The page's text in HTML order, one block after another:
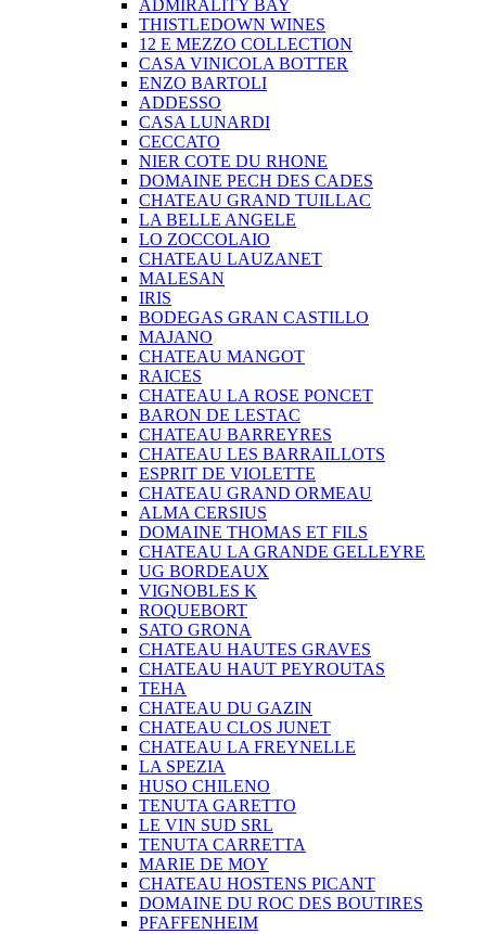
ADMIRALITY BAY
THISTLEDOWN WINES
12 E MEZZO COLLECTION
CASA VINICOLA BOTTER
ENZO BARTOLI
ADDESSO
CASA LUNARDI
CECCATO
NIER COTE DU RHONE
DOMAINE PECH DES CADES
CHATEAU GRAND TUILLAC
LA BELLE ANGELE
LO ZOCCOLAIO
CHATEAU LAUZANET
MALESAN
IRIS
BODEGAS GRAN CASTILLO
MAJANO
CHATEAU MANGOT
RAICES
CHATEAU LA ROSE PONCET
BARON DE LESTAC
CHATEAU BARREYRES
CHATEAU LES BARRAILLOTS
ESPRIT DE VIOLETTE
CHATEAU GRAND ORMEAU
ALMA CERSIUS
DOMAINE THOMAS ET FILS
CHATEAU LA GRANDE GELLEYRE
UG BORDEAUX
VIGNOBLES K
ROQUEBORT
SATO GRONA
CHATEAU HAUTES GRAVES
CHATEAU HAUT PEYROUTAS
TEHA
CHATEAU DU GAZIN
CHATEAU CLOS JUNET
CHATEAU LA FREYNELLE
LA SPEZIA
HUSO CHILENO
TENUTA GARETTO
LE VIN SUD SRL
TENUTA CARRETTA
MARIE DE MOY
CHATEAU HOSTENS PICANT
DOMAINE DU ROC DES BOUTIRES
PFAFFENHEIM